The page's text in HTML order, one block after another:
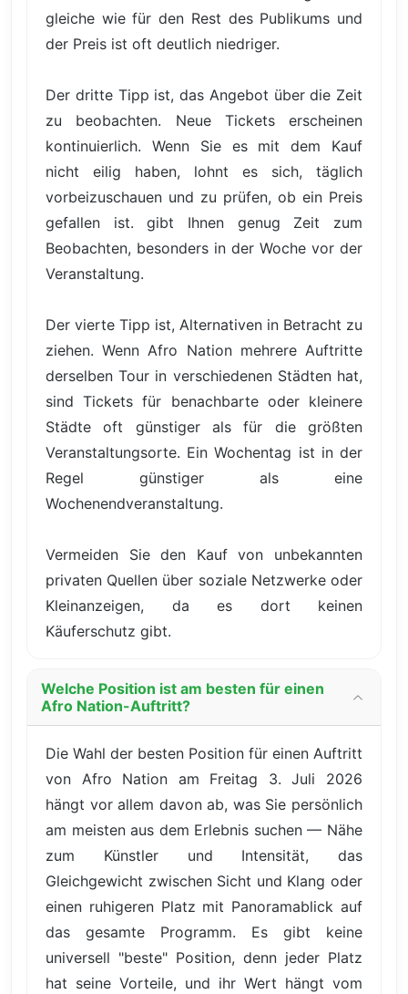
gleiche wie für den Rest des Publikums und
der Preis ist oft deutlich niedriger.
Der dritte Tipp ist, das Angebot über die Zeit
zu beobachten. Neue Tickets erscheinen
kontinuierlich. Wenn Sie es mit dem Kauf
nicht eilig haben, lohnt es sich, täglich
vorbeizuschauen und zu prüfen, ob ein Preis
gefallen ist. gibt Ihnen genug Zeit zum
Beobachten, besonders in der Woche vor der
Veranstaltung.
Der vierte Tipp ist, Alternativen in Betracht zu
ziehen. Wenn Afro Nation mehrere Auftritte
derselben Tour in verschiedenen Städten hat,
sind Tickets für benachbarte oder kleinere
Städte oft günstiger als für die größten
Veranstaltungsorte. Ein Wochentag ist in der
Regel günstiger als eine
Wochenendveranstaltung.
Vermeiden Sie den Kauf von unbekannten
privaten Quellen über soziale Netzwerke oder
Kleinanzeigen, da es dort keinen
Käuferschutz gibt.
Welche Position ist am besten für einen
Afro Nation-Auftritt?
Die Wahl der besten Position für einen Auftritt
von Afro Nation am Freitag 3. Juli 2026
hängt vor allem davon ab, was Sie persönlich
am meisten aus dem Erlebnis suchen — Nähe
zum Künstler und Intensität, das
Gleichgewicht zwischen Sicht und Klang oder
einen ruhigeren Platz mit Panoramablick auf
das gesamte Programm. Es gibt keine
universell "beste" Position, denn jeder Platz
hat seine Vorteile, und ihr Wert hängt vom